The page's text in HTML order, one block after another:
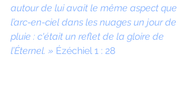
autour de lui avait le même aspect que
l’arc-en-ciel dans les nuages un jour de
pluie : c'était un reflet de la gloire de
l’Éternel. » Ézéchiel 1 : 28